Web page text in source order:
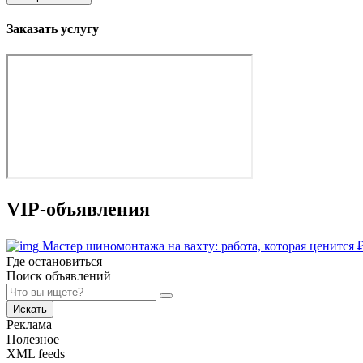
Заказать услугу
VIP-объявления
Мастер шиномонтажа на вахту: работа, которая ценится
Где остановиться
Поиск объявлений
Искать
Реклама
Полезное
XML feeds